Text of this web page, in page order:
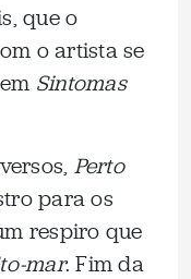
que o
o artista se
Sintomas
Perto
para os
respiro que
mar. Fim da